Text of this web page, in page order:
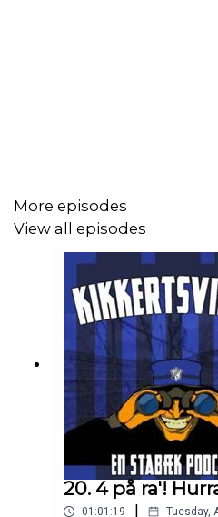
More episodes
View all episodes
20. 4 på ra'!
01:01:19 Tuesday,